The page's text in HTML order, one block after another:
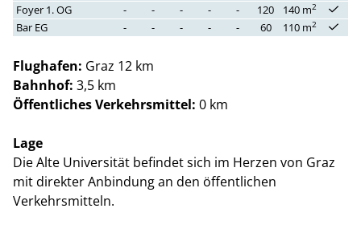
Flughafen: Graz 12 km
Bahnhof: 3,5 km
Öffentliches Verkehrsmittel: 0 km
Lage
Die Alte Universität befindet sich im Herzen von Graz
mit direkter Anbindung an den öffentlichen
Verkehrsmitteln.
Foyer 1. OG - - - - - 120 140 m2
Bar EG - - - - - 60 110 m2